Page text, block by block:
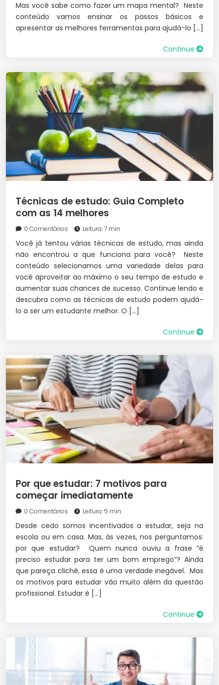
Mas você sabe como fazer um mapa mental? Neste
conteúdo vamos ensinar os passos básicos e
apresentar as melhores ferramentas para ajudá-lo […]
Continue
Técnicas de estudo: Guia Completo
com as 14 melhores
0 Comentários Leitura: 7 min
Você já tentou várias técnicas de estudo, mas ainda
não encontrou a que funciona para você? Neste
conteúdo selecionamos uma variedade delas para
você aproveitar ao máximo o seu tempo de estudo e
aumentar suas chances de sucesso. Continue lendo e
descubra como as técnicas de estudo podem ajudá-
lo a ser um estudante melhor. O […]
Continue
Por que estudar: 7 motivos para
começar imediatamente
0 Comentários Leitura: 5 min
Desde cedo somos incentivados a estudar, seja na
escola ou em casa. Mas, às vezes, nos perguntamos:
por que estudar? Quem nunca ouviu a frase “é
preciso estudar para ter um bom emprego”? Ainda
que pareça clichê, essa é uma verdade inegável. Mas
os motivos para estudar vão muito além da questão
profissional. Estudar é […]
Continue